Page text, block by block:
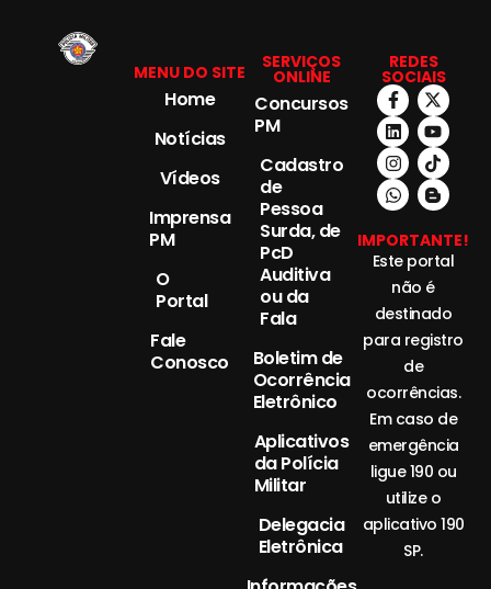
MENU DO SITE
Home
Notícias
Vídeos
Imprensa
PM
O
Portal
Fale
Conosco
SERVIÇOS
ONLINE
Concursos
PM
Cadastro
de
Pessoa
Surda, de
PcD
Auditiva
ou da
Fala
Boletim de
Ocorrência
Eletrônico
Aplicativos
da Polícia
Militar
Delegacia
Eletrônica
REDES
SOCIAIS
IMPORTANTE!
Este portal
não é
destinado
para registro
de
ocorrências.
Em caso de
emergência
ligue 190 ou
utilize o
aplicativo 190
SP.